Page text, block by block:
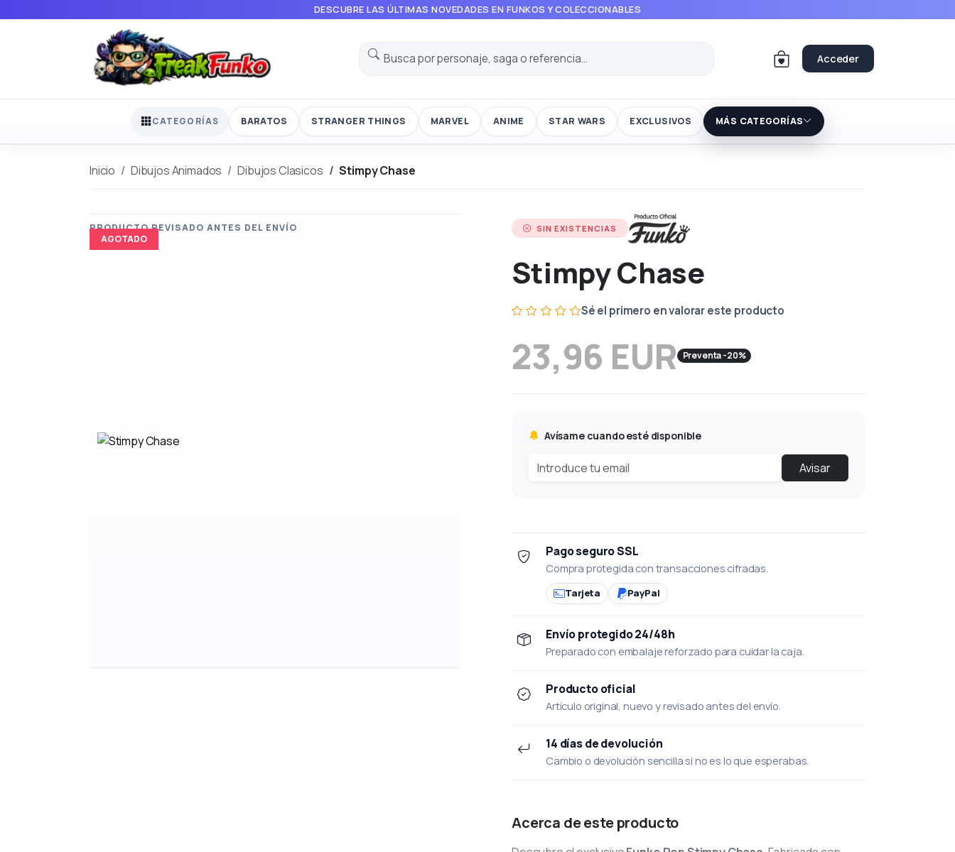
DESCUBRE LAS ÚLTIMAS NOVEDADES EN FUNKOS Y COLECCIONABLES
Acceder
CATEGORÍAS BARATOS STRANGER THINGS MARVEL ANIME STAR WARS EXCLUSIVOS MÁS CATEGORÍAS
Inicio Dibujos Animados Dibujos Clasicos Stimpy Chase
AGOTADO
SIN EXISTENCIAS
Stimpy Chase
Sé el primero en valorar este producto
23,96 EUR Preventa -20%
Avísame cuando esté disponible
Avisar
Pago seguro SSL
Compra protegida con transacciones cifradas.
Tarjeta PayPal
Envío protegido 24/48h
Preparado con embalaje reforzado para cuidar la caja.
Producto oficial
Artículo original, nuevo y revisado antes del envío.
14 días de devolución
Cambio o devolución sencilla si no es lo que esperabas.
Acerca de este producto